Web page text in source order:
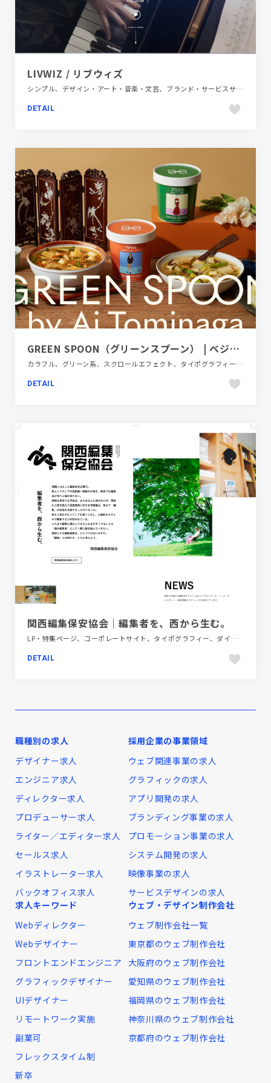
LIVWIZ / リブウィズ
シンプル、デザイン・アート・音楽・文芸、ブランド・サービスサイト、ホワイト系、動画が流れる、大きめ写真、建設・住宅・不動産
DETAIL
GREEN SPOON（グリーンスプーン） | ベジタブル・ワンステップミール
カラフル、グリーン系、スクロールエフェクト、タイポグラフィー、ナチュラル、ブランド・サービスサイト、ベージュ・ゴールド系、ポップ、大きめ写真、飲料・食品
DETAIL
関西編集保安協会｜編集者を、西から生む。
LP・特集ページ、コーポレートサイト、タイポグラフィー、ダイナミック、テレビ・アニメ・映画・芸能、ブランド・サービスサイト、ホワイト系、ポップ、地域・団体・活動、第一次産業・SDGs・地方創生、金融・法律・人材・専門職
DETAIL
職種別の求人
デザイナー求人
エンジニア求人
ディレクター求人
プロデューサー求人
ライター／エディター求人
セールス求人
イラストレーター求人
バックオフィス求人
採用企業の事業領域
ウェブ関連事業の求人
グラフィックの求人
アプリ開発の求人
ブランディング事業の求人
プロモーション事業の求人
システム開発の求人
映像事業の求人
サービスデザインの求人
求人キーワード
Webディレクター
Webデザイナー
フロントエンドエンジニア
グラフィックデザイナー
UIデザイナー
リモートワーク実施
副業可
フレックスタイム制
新卒
ウェブ・デザイン制作会社
ウェブ制作会社一覧
東京都のウェブ制作会社
大阪府のウェブ制作会社
愛知県のウェブ制作会社
福岡県のウェブ制作会社
神奈川県のウェブ制作会社
京都府のウェブ制作会社